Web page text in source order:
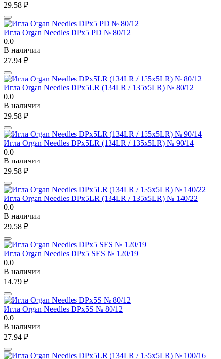
29.58 ₽
Игла Organ Needles DPx5 PD № 80/12
0.0
В наличии
27.94 ₽
Игла Organ Needles DPx5LR (134LR / 135x5LR) № 80/12
0.0
В наличии
29.58 ₽
Игла Organ Needles DPx5LR (134LR / 135x5LR) № 90/14
0.0
В наличии
29.58 ₽
Игла Organ Needles DPx5LR (134LR / 135x5LR) № 140/22
0.0
В наличии
29.58 ₽
Игла Organ Needles DPx5 SES № 120/19
0.0
В наличии
14.79 ₽
Игла Organ Needles DPx5S № 80/12
0.0
В наличии
27.94 ₽